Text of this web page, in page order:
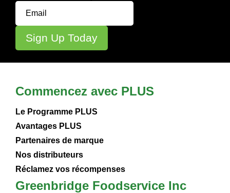
Commencez avec PLUS
Le Programme PLUS
Avantages PLUS
Partenaires de marque
Nos distributeurs
Réclamez vos récompenses
Greenbridge Foodservice Inc